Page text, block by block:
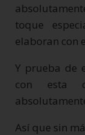
toque
elaboran con
Y prueba de
con esta
Así que sin